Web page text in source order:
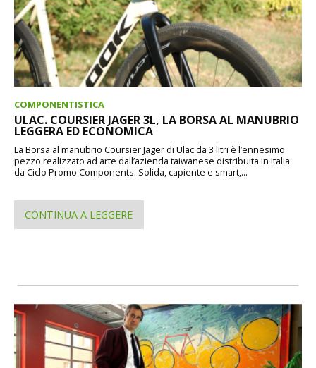
COMPONENTISTICA
ULAC. COURSIER JAGER 3L, LA BORSA AL MANUBRIO
LEGGERA ED ECONOMICA
La Borsa al manubrio Coursier Jager di Uläc da 3 litri è l’ennesimo
pezzo realizzato ad arte dall’azienda taiwanese distribuita in Italia
da Ciclo Promo Components. Solida, capiente e smart,...
CONTINUA A LEGGERE